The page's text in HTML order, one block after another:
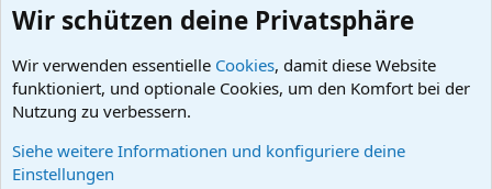
DB-Prospekte BMW
Wir schützen deine Privatsphäre
Wir verwenden essentielle Cookies, damit diese Website
funktioniert, und optionale Cookies, um den Komfort bei der
Nutzung zu verbessern.
Siehe weitere Informationen und konfiguriere deine
Einstellungen